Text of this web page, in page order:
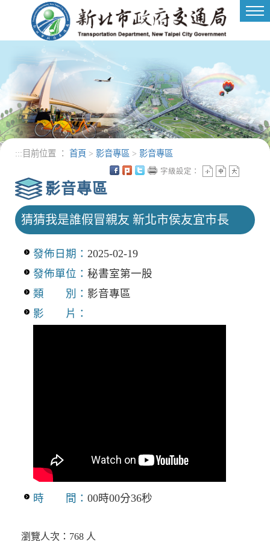
進入內容區塊
::: 目前位置 ： 首頁 > 影音專區 > 影音專區
影音專區
字級設定：
猜猜我是誰假冒親友 新北市侯友宜市長
發佈日期： 2025-02-19
發佈單位： 秘書室第一股
類 別： 影音專區
影 片：
時 間： 00時00分36秒
瀏覽人次：768 人